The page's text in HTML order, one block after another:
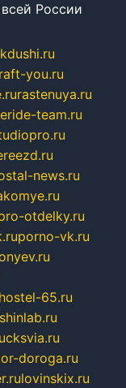
России
you.ru
rastenuya.ru
team.ru
news.ru
otdelky.ru
porno-vk.ru
hostel-65.ru
doroga.ru
lovinskix.ru